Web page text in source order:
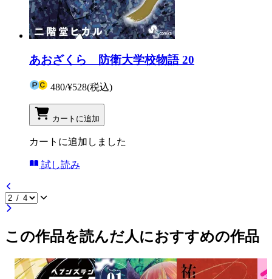
あおざくら 防衛大学校物語 20
480/¥528(税込)
カートに追加
カートに追加しました
試し読み
この作品を読んだ人におすすめの作品